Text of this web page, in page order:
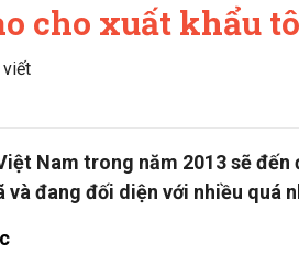
cho xuất khẩu
viết
Nam trong năm 2013 sẽ đến
và đang đối diện với nhiều quá